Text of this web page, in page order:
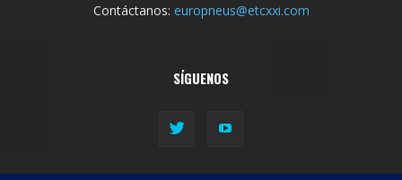
Contáctanos: europneus@etcxxi.com
SÍGUENOS